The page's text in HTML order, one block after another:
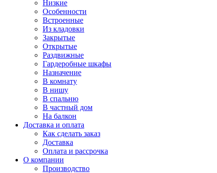
Низкие
Особенности
Встроенные
Из кладовки
Закрытые
Открытые
Раздвижные
Гардеробные шкафы
Назначение
В комнату
В нишу
В спальню
В частный дом
На балкон
Доставка и оплата
Как сделать заказ
Доставка
Оплата и рассрочка
О компании
Производство